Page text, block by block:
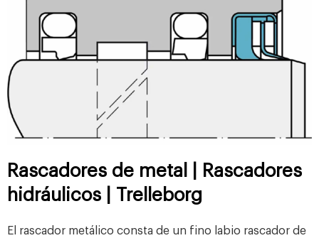
Rascadores de metal | Rascadores
hidráulicos | Trelleborg
El rascador metálico consta de un fino labio rascador de